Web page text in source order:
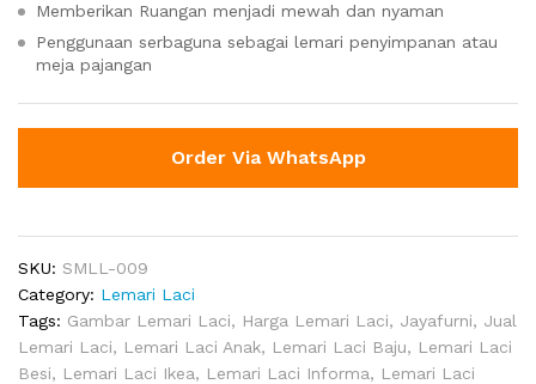
Memberikan Ruangan menjadi mewah dan nyaman
Penggunaan serbaguna sebagai lemari penyimpanan atau
meja pajangan
Order Via WhatsApp
SKU: SMLL-009
Category: Lemari Laci
Tags: Gambar Lemari Laci, Harga Lemari Laci, Jayafurni, Jual
Lemari Laci, Lemari Laci Anak, Lemari Laci Baju, Lemari Laci
Besi, Lemari Laci Ikea, Lemari Laci Informa, Lemari Laci